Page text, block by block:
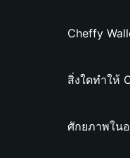
Cheffy
สิ่งใดทำให้
ศักยภาพใน